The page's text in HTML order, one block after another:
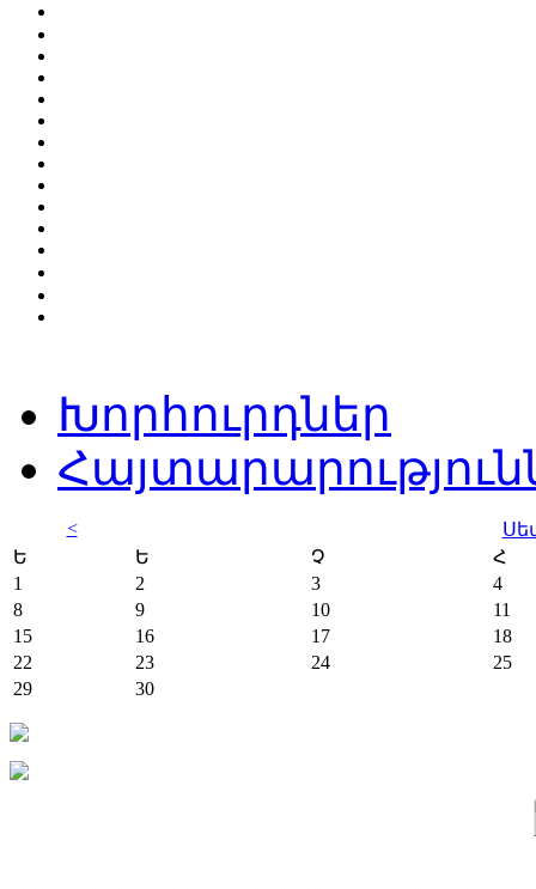
Խորհուրդներ
<
Ե
Ե Չ
Հ
1
2 3
4
8
9 10
11
15
16 17
18
22
23 24
25
29
30